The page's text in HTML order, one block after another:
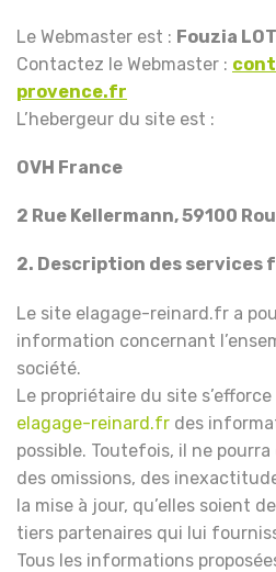
Le Webmaster est : Fouzia
Contactez le Webmaster :
provence.fr
L’hebergeur du site est :
OVH France
2 Rue Kellermann, 59100
2. Description des services
Le site elagage-reinard.fr a
information concernant
société.
Le propriétaire du site
elagage-reinard.fr des
possible. Toutefois, il ne
des omissions, des
la mise à jour, qu’elles soient
tiers partenaires qui lui
Tous les informations